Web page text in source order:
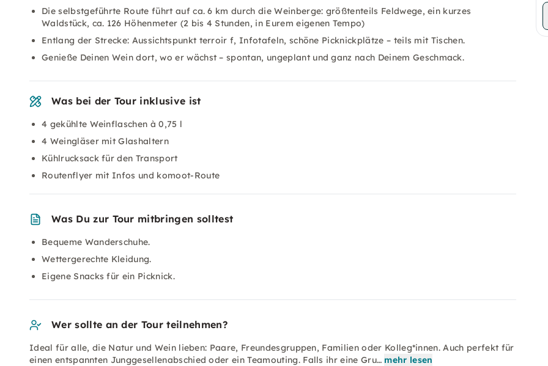
Die selbstgeführte Route führt auf ca. 6 km durch die Weinberge: größtenteils Feldwege, ein kurzes
Waldstück, ca. 126 Höhenmeter (2 bis 4 Stunden, in Eurem eigenen Tempo)
Entlang der Strecke: Aussichtspunkt terroir f, Infotafeln, schöne Picknickplätze – teils mit Tischen.
Genieße Deinen Wein dort, wo er wächst – spontan, ungeplant und ganz nach Deinem Geschmack.
Was bei der Tour inklusive ist
4 gekühlte Weinflaschen à 0,75 l
4 Weingläser mit Glashaltern
Kühlrucksack für den Transport
Routenflyer mit Infos und komoot-Route
Was Du zur Tour mitbringen solltest
Bequeme Wanderschuhe.
Wettergerechte Kleidung.
Eigene Snacks für ein Picknick.
Wer sollte an der Tour teilnehmen?
Ideal für alle, die Natur und Wein lieben: Paare, Freundesgruppen, Familien oder Kolleg*innen. Auch perfekt für
einen entspannten Junggesellenabschied oder ein Teamouting. Falls ihr eine Gru… mehr lesen